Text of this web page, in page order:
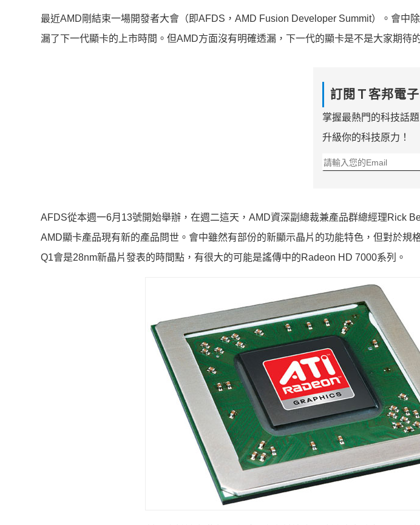
最近AMD剛結束一場開發者大會（即AFDS，AMD Fusion Developer Summit）。會中
漏了下一代顯卡的上市時間。但AMD方面沒有明確透漏，下一代的顯卡是不是大家期待
訂閱Ｔ客邦電
掌握最熱門的科技話
升級你的科技原力！
AFDS從本週一6月13號開始舉辦，在週二這天，AMD資深副總裁兼產品群總經理Rick
AMD顯卡產品現有新的產品問世。會中雖然有部份的新顯示晶片的功能特色，但對於規
Q1會是28nm新晶片發表的時間點，有很大的可能是謠傳中的Radeon HD 7000系列。